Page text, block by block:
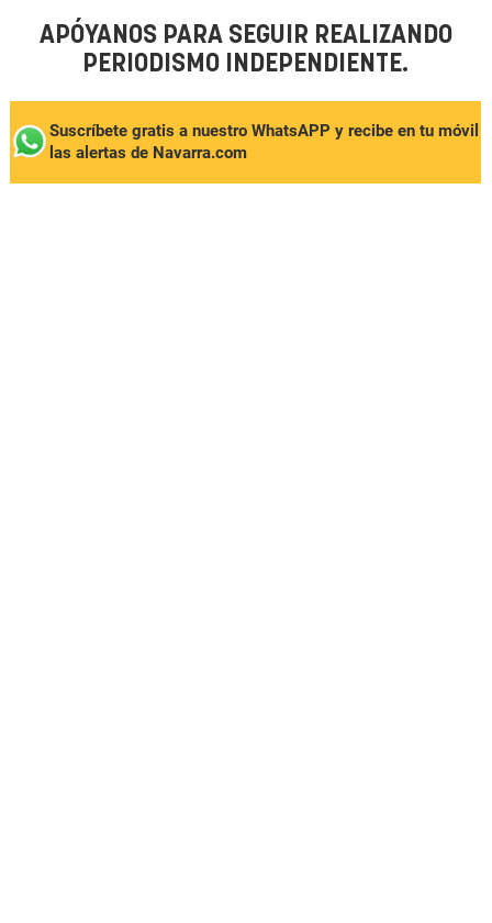
APÓYANOS PARA SEGUIR REALIZANDO
PERIODISMO INDEPENDIENTE.
Suscríbete gratis a nuestro WhatsAPP y recibe en tu móvil
las alertas de Navarra.com